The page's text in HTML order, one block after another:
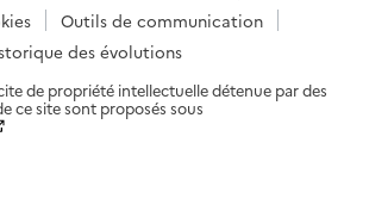
Outils de communication
des évolutions
de propriété intellectuelle détenue par des
ce site sont proposés sous